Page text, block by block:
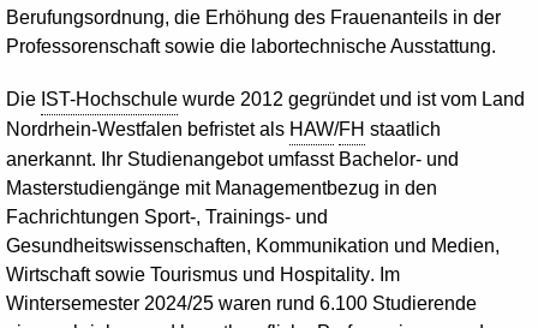
Berufungsordnung, die Erhöhung des Frauenanteils in der
Professorenschaft sowie die labortechnische Ausstattung.
Die IST-Hochschule wurde 2012 gegründet und ist vom Land
Nordrhein-Westfalen befristet als HAW/FH staatlich
anerkannt. Ihr Studienangebot umfasst Bachelor- und
Masterstudiengänge mit Managementbezug in den
Fachrichtungen Sport-, Trainings- und
Gesundheitswissenschaften, Kommunikation und Medien,
Wirtschaft sowie Tourismus und Hospitality. Im
Wintersemester 2024/25 waren rund 6.100 Studierende